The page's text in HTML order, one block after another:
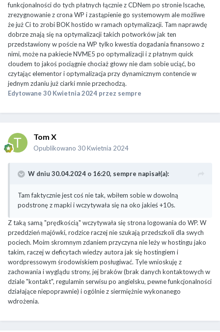
funkcjonalności do tych płatnych łącznie z CDNem po stronie lscache,
zrezygnowanie z crona WP i zastąpienie go systemowym ale możliwe
że już Ci to zrobi BOK hostido w ramach optymalizacji. Tam naprawdę
dobrze znają się na optymalizacji takich potworków jak ten
przedstawiony w poście na WP tylko kwestia dogadania finansowo z
nimi, może na pakiecie NVME5 po optymalizacji i z płatnym quick
cloudem to jakoś pociągnie chociaż głowy nie dam sobie uciąć, bo
czytając elementor i optymalizacja przy dynamicznym contencie w
jednym zdaniu już ciarki mnie przechodzą.
Edytowane 30 Kwietnia 2024 przez sempre
Tom X
Opublikowano 30 Kwietnia 2024
W dniu 30.04.2024 o 16:20, sempre napisał(a):
Tam faktycznie jest coś nie tak, wbiłem sobie w dowolną
podstronę z mapki i wczytywała się na oko jakieś +10s.
Z taką samą "prędkością" wczytywała się strona logowania do WP. W
przeddzień majówki, rodzice raczej nie szukają przedszkoli dla swych
pociech. Moim skromnym zdaniem przyczyna nie leży w hostingu jako
takim, raczej w deficytach wiedzy autora jak się hostingiem i
wordpressowym środowiskiem posługiwać. Tyle wnioskuję z
zachowania i wyglądu strony, jej braków (brak danych kontaktowych w
dziale "kontakt", regulamin serwisu po angielsku, pewne funkcjonalności
działające niepoprawnie) i ogólnie z siermiężnie wykonanego
wdrożenia.